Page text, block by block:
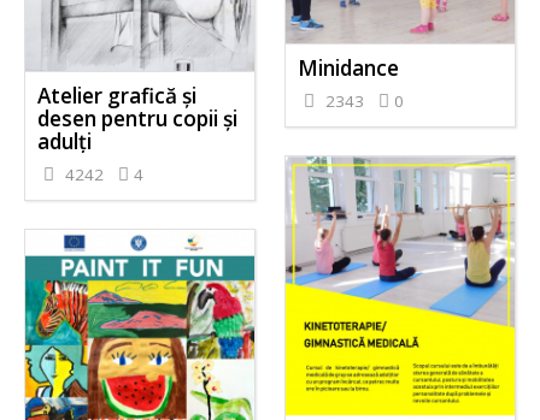
Atelier grafică și
desen pentru copii și
adulți
4242 4
Minidance
2343 0